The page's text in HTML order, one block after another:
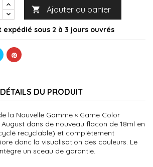
 Ajouter au panier
expédié sous 2 à 3 jours ouvrés
DÉTAILS DU PRODUIT
la Nouvelle Gamme « Game Color
dans de nouveau flacon de 18ml en
recyclable) et complètement
donc la visualisation des couleurs. Le
un sceau de garantie.